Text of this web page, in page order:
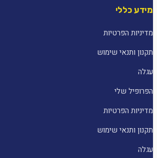
מידע כללי
מדיניות הפרטיות
תקנון ותנאי שימוש
עגלה
הפרופיל שלי
מדיניות הפרטיות
תקנון ותנאי שימוש
עגלה